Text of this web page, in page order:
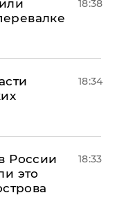
18:38
18:34
России
это
18:33